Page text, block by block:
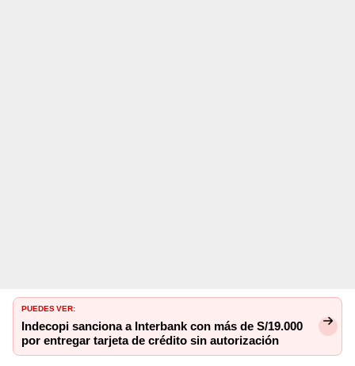
PUEDES VER:
Indecopi sanciona a Interbank con más de S/19.000
por entregar tarjeta de crédito sin autorización